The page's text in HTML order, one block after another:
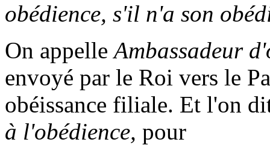
obédience, s'il n'a son
On appelleAmbassadeur
envoyé par le Roi vers le
obéissance filiale. Et l'on
à l'obédience, pour